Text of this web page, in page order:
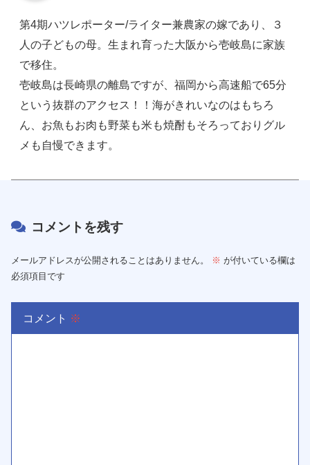
第4期ハツレポーター/ライター兼農家の嫁であり、３
人の子どもの母。生まれ育った大阪から壱岐島に家族
で移住。
壱岐島は長崎県の離島ですが、福岡から高速船で65分
という抜群のアクセス！！海がきれいなのはもちろ
ん、お魚もお肉も野菜も米も焼酎もそろっておりグル
メも自慢できます。
コメントを残す
メールアドレスが公開されることはありません。 ※ が付いている欄は
必須項目です
コメント ※